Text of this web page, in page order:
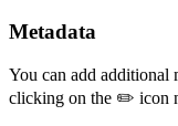
Metadata
You can add additional
clicking on the ✏️ icon